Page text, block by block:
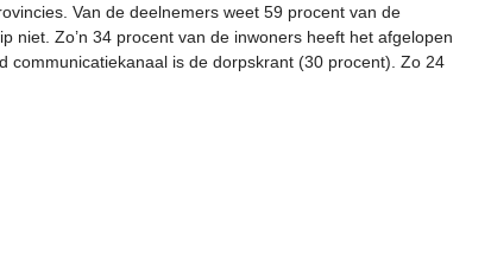
Van de deelnemers weet 59 procent van de
niet. Zo’n 34 procent van de inwoners heeft het afgelopen
communicatiekanaal is de dorpskrant (30 procent). Zo 24